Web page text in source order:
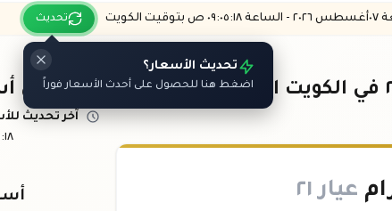
أغسطس ٢٠٢٦ - الساعة :١٨ ص بتوقيت الكويت تحديث
تحديث الأسعار؟
اضغط هنا للحصول على أحدث الأسعار فوراً
عيار ٢١
باقي
آخر تحديث
:١٨